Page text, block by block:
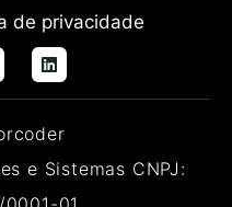
de privacidade
e Sistemas CNPJ: